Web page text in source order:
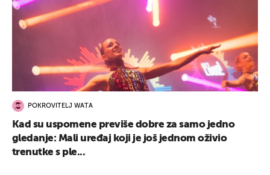
POKROVITELJ WATA
Kad su uspomene previše dobre za samo jedno
gledanje: Mali uređaj koji je još jednom oživio
trenutke s ple...